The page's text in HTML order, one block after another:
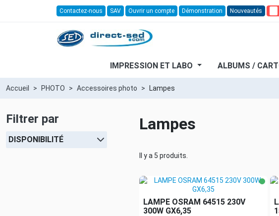
Contactez-nous SAV Ouvrir un compte Démonstration Nouveautés
IMPRESSION ET LABO ALBUMS /
Accueil PHOTO Accessoires photo Lampes
Filtrer par
DISPONIBILITÉ
Lampes
Il y a 5 produits.
LAMPE OSRAM 64515 230V
300W GX6,35